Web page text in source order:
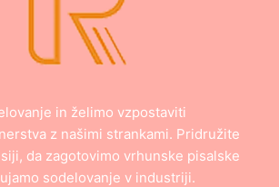
in želimo vzpostaviti
z našimi strankami. Pridružite
da zagotovimo vrhunske pisalske
sodelovanje v industriji.